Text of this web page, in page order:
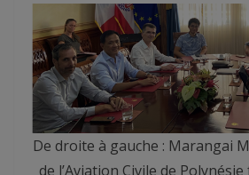
De droite à gauche : Marangai
de l’Aviation Civile de